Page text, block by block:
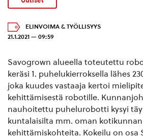
ELINVOIMA & TYÖLLISYYS
21.1.2021 — 09:59
Savogrown alueella toteutettu
keräsi 1. puhelukierroksella lähes
joka kuudes vastaaja kertoi
kehittämisestä robotille.
nauhoitettu puhelurobotti kysyi
kuntalaisilta mm. oman
kehittämiskohteita. Kokeilu on osa